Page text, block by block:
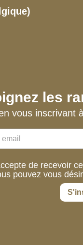
les
vous inscrivant
de recevoir
pouvez vous